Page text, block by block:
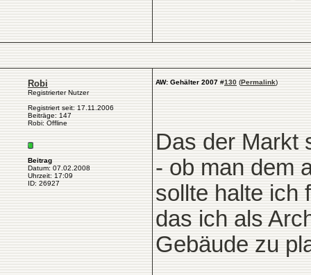
Robi
Registrierter Nutzer
Registriert seit: 17.11.2006
Beiträge: 147
Robi: Offline
Beitrag
Datum: 07.02.2008
Uhrzeit: 17:09
ID: 26927
AW: Gehälter 2007 #130 (Permalink)
Das der Markt
- ob man dem
sollte halte ich
das ich als
Gebäude zu